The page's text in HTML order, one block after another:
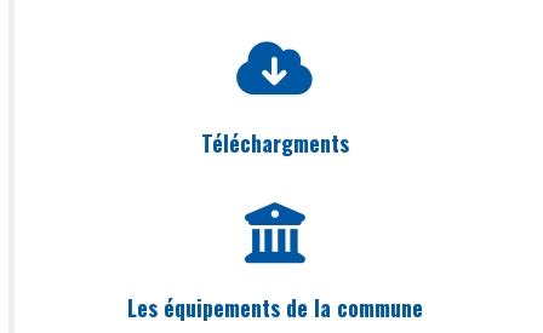
Téléchargments
Les équipements de la commune